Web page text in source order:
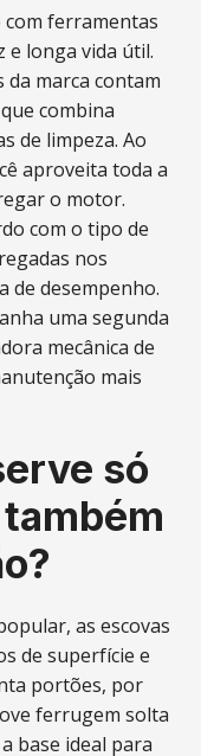
ferramentas
e longa vida útil.
marca contam
combina
de limpeza. Ao
aproveita toda a
o motor.
com o tipo de
nos
de desempenho.
uma segunda
mecânica de
mais
só
as escovas
de superfície e
portões, por
ferrugem solta
base ideal para